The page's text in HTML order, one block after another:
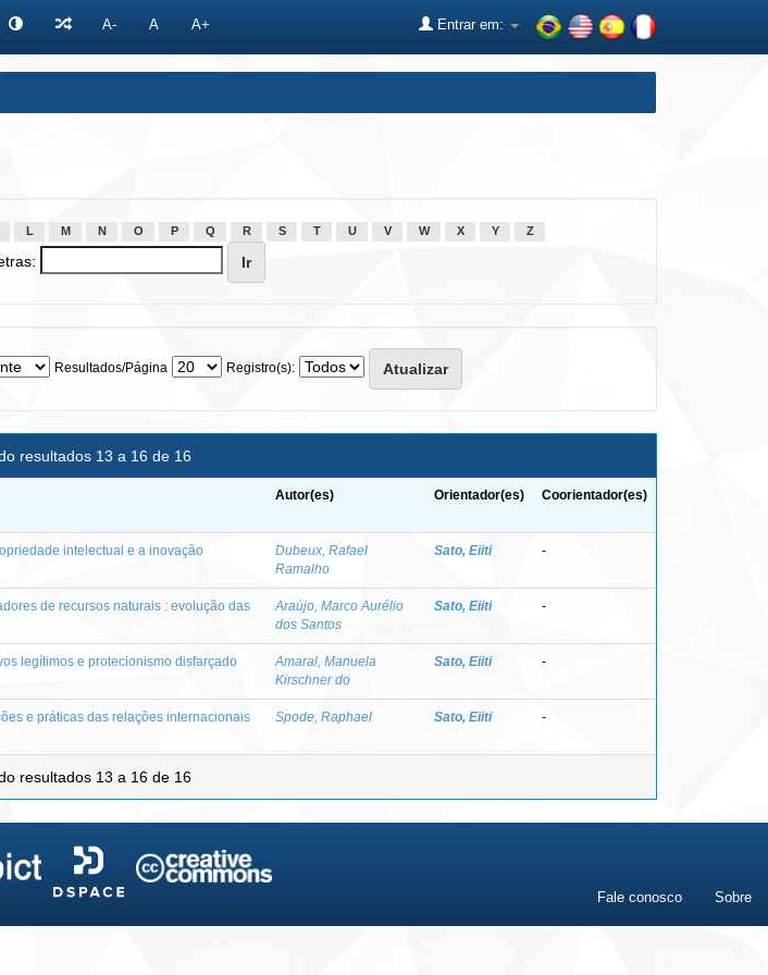
A- A A+ Entrar em:
L M N O P Q R S T U V W X Y Z
Resultados/Página Registro(s):
resultados 13 a 16 de 16
Autor(es) Orientador(es) Coorientador(es)
intelectual e a inovação
Dubeux, Rafael
Ramalho
Sato, Eiiti -
de recursos naturais : evolução das
Araújo, Marco Aurélio
dos Santos
Sato, Eiiti -
legítimos e protecionismo disfarçado
Amaral, Manuela
Kirschner do
Sato, Eiiti -
e práticas das relações internacionais
Spode, Raphael Sato, Eiiti -
resultados 13 a 16 de 16
Fale conosco Sobre